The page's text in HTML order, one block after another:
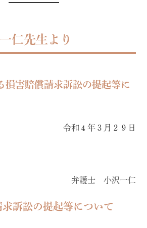
仁先生より
損害賠償請求訴訟の提起等に
令和４年３月２９日
弁護士 小沢一仁
訴訟の提起等について